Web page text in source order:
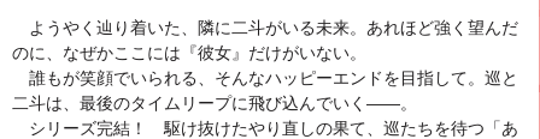
ようやく辿り着いた、隣に二斗がいる未来。あれほど強く望んだ
のに、なぜかここには『彼女』だけがいない。
誰もが笑顔でいられる、そんなハッピーエンドを目指して。巡と
二斗は、最後のタイムリープに飛び込んでいく――。
シリーズ完結！ 駆け抜けたやり直しの果て、巡たちを待つ「あ